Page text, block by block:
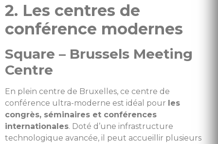
2. Les centres de
conférence modernes
Square – Brussels Meeting
Centre
En plein centre de Bruxelles, ce centre de
conférence ultra-moderne est idéal pour les
congrès, séminaires et conférences
internationales. Doté d’une infrastructure
technologique avancée, il peut accueillir plusieurs